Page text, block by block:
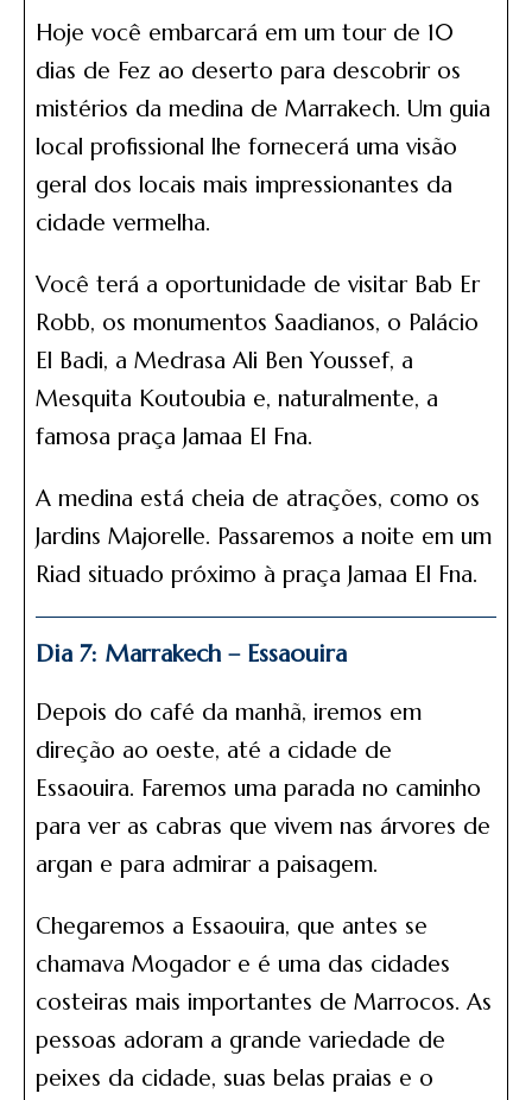
Hoje você embarcará em um tour de 10
dias de Fez ao deserto para descobrir os
mistérios da medina de Marrakech. Um guia
local profissional lhe fornecerá uma visão
geral dos locais mais impressionantes da
cidade vermelha.
Você terá a oportunidade de visitar Bab Er
Robb, os monumentos Saadianos, o Palácio
El Badi, a Medrasa Ali Ben Youssef, a
Mesquita Koutoubia e, naturalmente, a
famosa praça Jamaa El Fna.
A medina está cheia de atrações, como os
Jardins Majorelle. Passaremos a noite em um
Riad situado próximo à praça Jamaa El Fna.
Dia 7: Marrakech – Essaouira
Depois do café da manhã, iremos em
direção ao oeste, até a cidade de
Essaouira. Faremos uma parada no caminho
para ver as cabras que vivem nas árvores de
argan e para admirar a paisagem.
Chegaremos a Essaouira, que antes se
chamava Mogador e é uma das cidades
costeiras mais importantes de Marrocos. As
pessoas adoram a grande variedade de
peixes da cidade, suas belas praias e o